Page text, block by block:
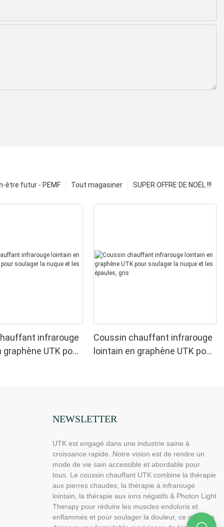
SUPER OFFRE DE NOËL !!!
Tout magasiner
être futur - PEMF
infrarouge
graphène UTK pour
Coussin chauffant infrarouge
lointain en graphène UTK pour
NEWSLETTER
UTK est engagé dans une industrie saine à
croissance rapide. Notre vision est de rendre un
mode de vie sain accessible et abordable pour
tous. Le coussin chauffant UTK combine la thérapie
aux pierres chaudes, la thérapie à infrarouge
lointain, la thérapie aux ions négatifs & Photon Light
Therapy pour réduire les muscles endoloris et
enflammés et pour soulager la douleur, ce qui vous